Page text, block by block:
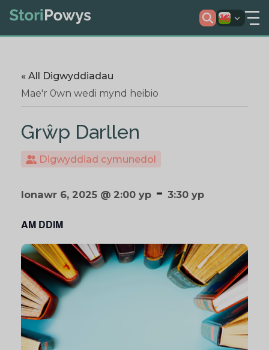
« All Digwyddiadau
Mae'r 0wn wedi mynd heibio
Grŵp Darllen
Digwyddiad cymunedol
Ionawr 6, 2025 @ 2:00 yp - 3:30 yp
AM DDIM